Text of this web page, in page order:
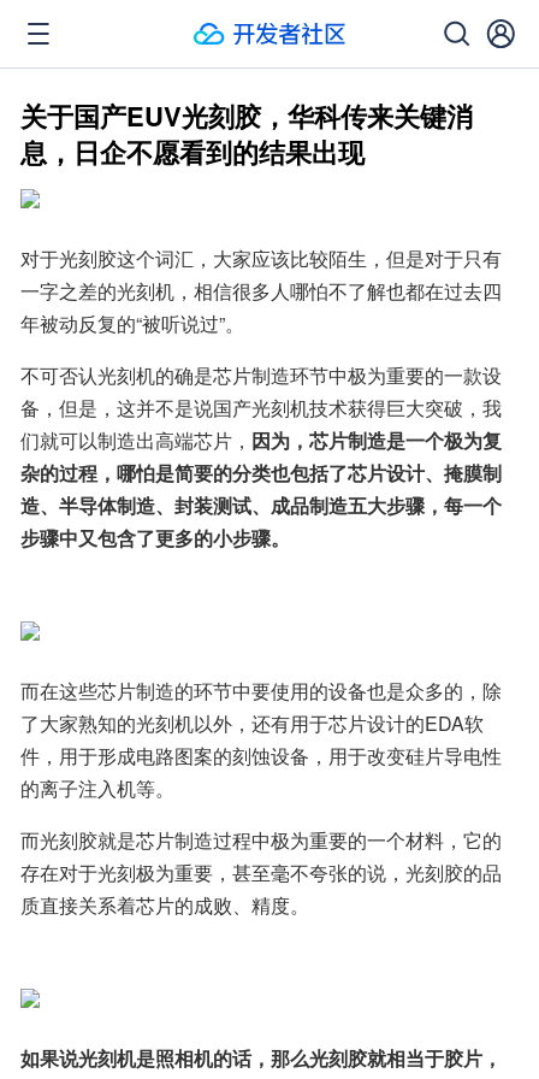
关于国产EUV光刻胶，华科传来关键消
息，日企不愿看到的结果出现
对于光刻胶这个词汇，大家应该比较陌生，但是对于只有
一字之差的光刻机，相信很多人哪怕不了解也都在过去四
年被动反复的“被听说过”。
不可否认光刻机的确是芯片制造环节中极为重要的一款设
备，但是，这并不是说国产光刻机技术获得巨大突破，我
们就可以制造出高端芯片， 因为，芯片制造是一个极为复
杂的过程，哪怕是简要的分类也包括了芯片设计、掩膜制
造、半导体制造、封装测试、成品制造五大步骤，每一个
步骤中又包含了更多的小步骤。
而在这些芯片制造的环节中要使用的设备也是众多的，除
了大家熟知的光刻机以外，还有用于芯片设计的EDA软
件，用于形成电路图案的刻蚀设备，用于改变硅片导电性
的离子注入机等。
而光刻胶就是芯片制造过程中极为重要的一个材料，它的
存在对于光刻极为重要，甚至毫不夸张的说，光刻胶的品
质直接关系着芯片的成败、精度。
如果说光刻机是照相机的话，那么光刻胶就相当于胶片，